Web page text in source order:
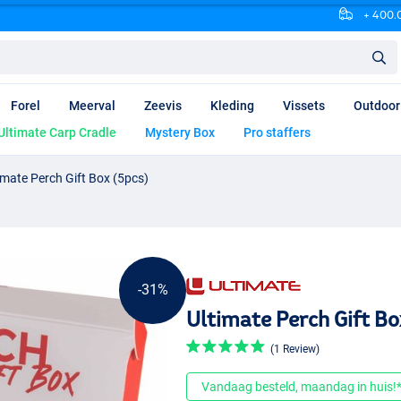
+
Forel Meerval Zeevis Kleding Vissets Outdoor
Carp Cradle Mystery Box Pro staffers
Perch Gift Box (5pcs)
-31%
Ultimate Perch Gift
(1 Review)
Vandaag besteld, maandag in huis!*